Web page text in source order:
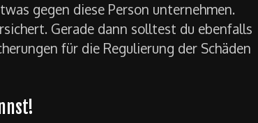
gegen diese Person unternehmen.
Gerade dann solltest du ebenfalls
für die Regulierung der Schäden